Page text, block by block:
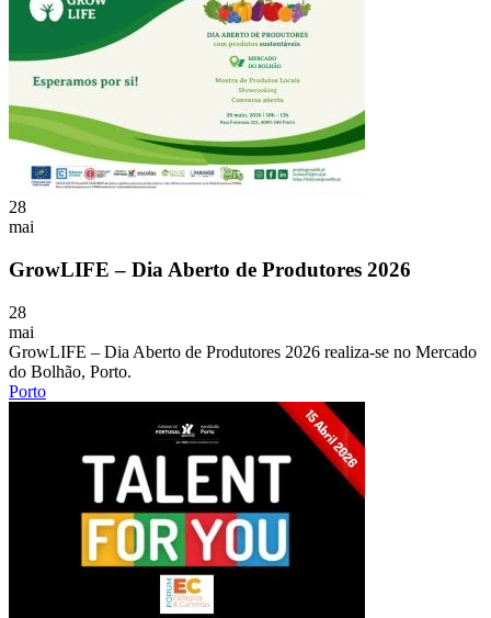
28
mai
GrowLIFE – Dia Aberto de Produtores 2026
28
mai
GrowLIFE – Dia Aberto de Produtores 2026 realiza-se no Mercado
do Bolhão, Porto.
Porto